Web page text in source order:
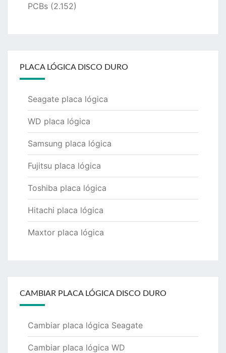
PCBs (2.152)
PLACA LÓGICA DISCO DURO
Seagate placa lógica
WD placa lógica
Samsung placa lógica
Fujitsu placa lógica
Toshiba placa lógica
Hitachi placa lógica
Maxtor placa lógica
CAMBIAR PLACA LÓGICA DISCO DURO
Cambiar placa lógica Seagate
Cambiar placa lógica WD